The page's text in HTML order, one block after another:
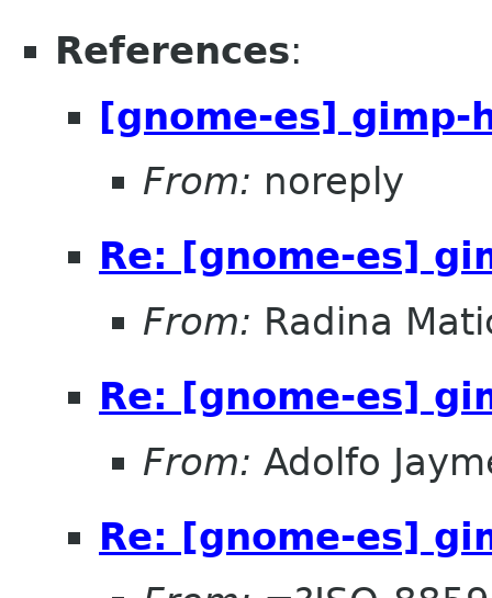
References:
[gnome-es] gimp-
From: noreply
Re: [gnome-es]
From: Radina
Re: [gnome-es]
From: Adolfo
Re: [gnome-es]